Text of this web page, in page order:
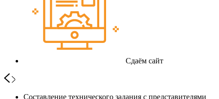
Сдаём сайт
Составление технического задания с представителями